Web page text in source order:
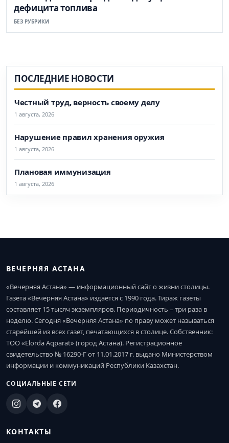
дефицита топлива
БЕЗ РУБРИКИ
ПОСЛЕДНИЕ НОВОСТИ
Честный труд, верность своему делу
1 августа, 2026
Нарушение правил хранения оружия
1 августа, 2026
Плановая иммунизация
1 августа, 2026
ВЕЧЕРНЯЯ АСТАНА
«Вечерняя Астана» — информационный сайт о жизни столицы.
Газета «Вечерняя Астана» издается с 1990 года. Тираж газеты
составляет 15 тысяч экземпляров. Периодичность – три раза в
неделю. Сегодня «Вечерняя Астана» по праву может называться
старейшей из всех газет, печатающихся в столице. Собственник:
ТОО «Elorda Aqparat» (город Астана). Регистрационное
свидетельство № 16290-Г от 11.01.2017 г. выдано Министерством
информации и коммуникаций Республики Казахстан.
СОЦИАЛЬНЫЕ СЕТИ
КОНТАКТЫ